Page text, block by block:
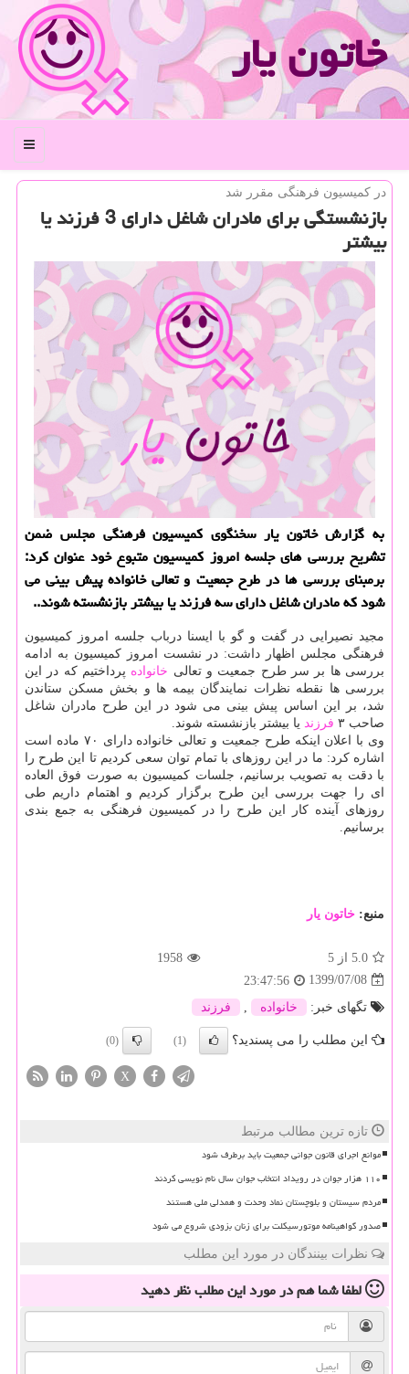
خاتون یار
منو
در كمیسیون فرهنگی مقرر شد
بازنشستگی برای مادران شاغل دارای 3 فرزند یا
بیشتر
به گزارش خاتون یار سخنگوی كمیسیون فرهنگی مجلس ضمن
تشریح بررسی های جلسه امروز كمیسیون متبوع خود عنوان كرد:
برمبنای بررسی ها در طرح جمعیت و تعالی خانواده پیش بینی می
شود كه مادران شاغل دارای سه فرزند یا بیشتر بازنشسته شوند..
مجید نصیرایی در گفت و گو با ایسنا درباب جلسه امروز کمیسیون
فرهنگی مجلس اظهار داشت: در نشست امروز کمیسیون به ادامه
بررسی ها بر سر طرح جمعیت و تعالی خانواده پرداختیم که در این
بررسی ها نقطه نظرات نمایندگان بیمه ها و بخش مسکن ستاندن
شد، بر این اساس پیش بینی می شود در این طرح مادران شاغل
صاحب ۳
فرزند یا بیشتر بازنشسته شوند.
وی با اعلان اینکه طرح جمعیت و تعالی خانواده دارای ۷۰ ماده است
اشاره کرد: ما در این روزهای با تمام توان سعی کردیم تا این طرح را
با دقت به تصویب برسانیم، جلسات کمیسیون به صورت فوق العاده
ای را جهت بررسی این طرح برگزار کردیم و اهتمام داریم طی
روزهای آینده کار این طرح را در کمیسیون فرهنگی به جمع بندی
برسانیم.
منبع: خاتون یار
5.0 از 5
1958
1399/07/08
23:47:56
تگهای خبر:
خانواده فرزند
این مطلب را می پسندید؟ (1)
(0)
X
تازه ترین مطالب مرتبط
موانع اجرای قانون جوانی جمعیت باید برطرف شود
۱۱۰ هزار جوان در رویداد انتخاب جوان سال نام نویسی کردند
مردم سیستان و بلوچستان نماد وحدت و همدلی ملی هستند
صدور گواهینامه موتورسیکلت برای زنان بزودی شروع می شود
نظرات بینندگان در مورد این مطلب
لطفا شما همدر مورد این مطلبنظر دهید